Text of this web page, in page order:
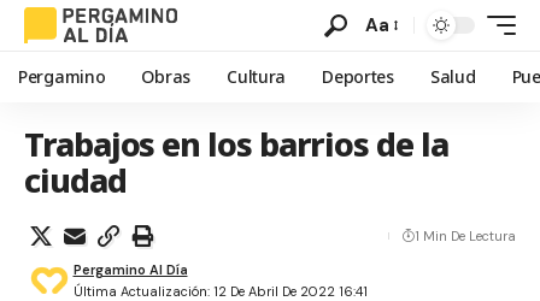
Aa
Pergamino Obras Cultura Deportes Salud
Trabajos en los barrios de la
ciudad
Última Actualización: 12 De Abril De 2022 16:41
Pergamino Al Día
1 Min De Lectura